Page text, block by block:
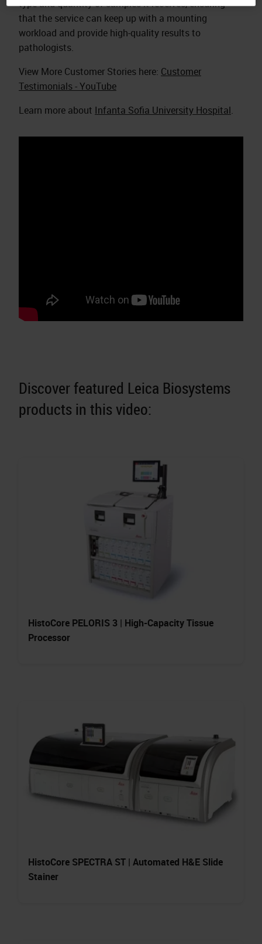
type and quantity of samples it receives, ensuring
that the service can keep up with a mounting
workload and provide high-quality results to
pathologists.
View More Customer Stories here: Customer
Testimonials - YouTube
Learn more about Infanta Sofia University Hospital.
Discover featured Leica Biosystems
products in this video:
HistoCore PELORIS 3 | High-Capacity Tissue
Processor
HistoCore SPECTRA ST | Automated H&E Slide
Stainer